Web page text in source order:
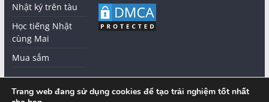
Nhật ký trên tàu
Học tiếng Nhật
cùng Mai
Mua sắm
Trang web đang sử dụng cookies để tạo trải nghiệm tốt nhất